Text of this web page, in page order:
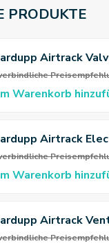
PRODUKTE
Airtrack
Warenkorb
Airtrack
Warenkorb
Airtrack